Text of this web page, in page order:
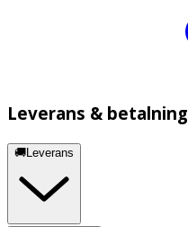
Leverans & betalning
🚚Leverans